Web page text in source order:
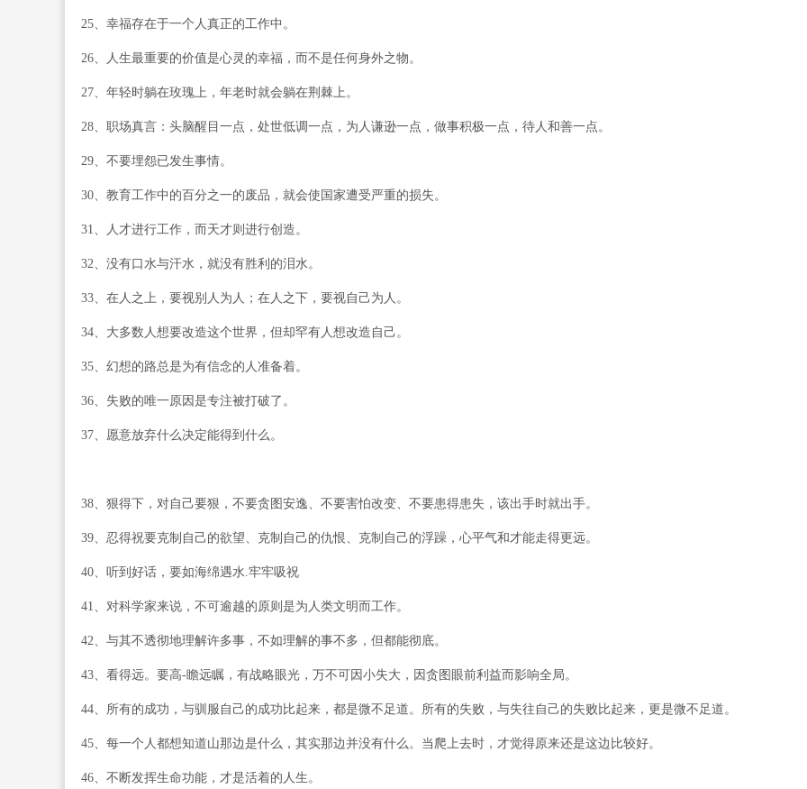
25、幸福存在于一个人真正的工作中。
26、人生最重要的价值是心灵的幸福，而不是任何身外之物。
27、年轻时躺在玫瑰上，年老时就会躺在荆棘上。
28、职场真言：头脑醒目一点，处世低调一点，为人谦逊一点，做事积极一点，待人和善一点。
29、不要埋怨已发生事情。
30、教育工作中的百分之一的废品，就会使国家遭受严重的损失。
31、人才进行工作，而天才则进行创造。
32、没有口水与汗水，就没有胜利的泪水。
33、在人之上，要视别人为人；在人之下，要视自己为人。
34、大多数人想要改造这个世界，但却罕有人想改造自己。
35、幻想的路总是为有信念的人准备着。
36、失败的唯一原因是专注被打破了。
37、愿意放弃什么决定能得到什么。
38、狠得下，对自己要狠，不要贪图安逸、不要害怕改变、不要患得患失，该出手时就出手。
39、忍得祝要克制自己的欲望、克制自己的仇恨、克制自己的浮躁，心平气和才能走得更远。
40、听到好话，要如海绵遇水.牢牢吸祝
41、对科学家来说，不可逾越的原则是为人类文明而工作。
42、与其不透彻地理解许多事，不如理解的事不多，但都能彻底。
43、看得远。要高-瞻远瞩，有战略眼光，万不可因小失大，因贪图眼前利益而影响全局。
44、所有的成功，与驯服自己的成功比起来，都是微不足道。所有的失败，与失往自己的失败比起来，更是微不足道。
45、每一个人都想知道山那边是什么，其实那边并没有什么。当爬上去时，才觉得原来还是这边比较好。
46、不断发挥生命功能，才是活着的人生。